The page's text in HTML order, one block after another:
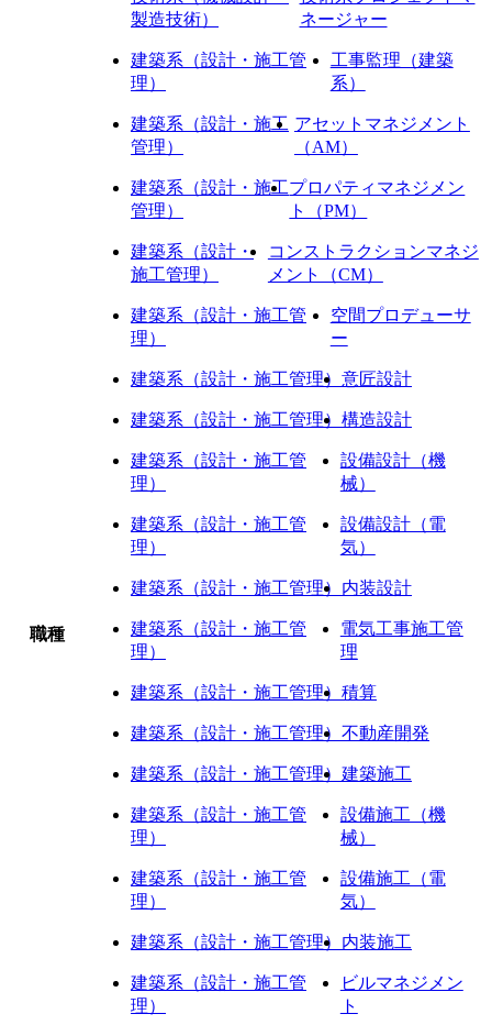
職種
製造技術）
ネージャー
建築系（設計・施工管
理）
工事監理（建築
系）
建築系（設計・施工
管理）
アセットマネジメント
（AM）
建築系（設計・施工
管理）
プロパティマネジメン
ト（PM）
建築系（設計・
施工管理）
コンストラクションマネジ
メント（CM）
建築系（設計・施工管
理）
空間プロデューサ
ー
建築系（設計・施工管理） 意匠設計
建築系（設計・施工管理） 構造設計
建築系（設計・施工管
理）
設備設計（機
械）
建築系（設計・施工管
理）
設備設計（電
気）
建築系（設計・施工管理） 内装設計
建築系（設計・施工管
理）
電気工事施工管
理
建築系（設計・施工管理） 積算
建築系（設計・施工管理） 不動産開発
建築系（設計・施工管理） 建築施工
建築系（設計・施工管
理）
設備施工（機
械）
建築系（設計・施工管
理）
設備施工（電
気）
建築系（設計・施工管理） 内装施工
建築系（設計・施工管
理）
ビルマネジメン
ト